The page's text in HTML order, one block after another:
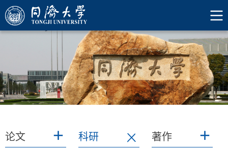
科研
论文 科研 著作